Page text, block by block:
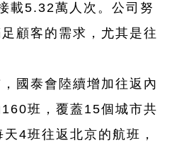
載5.32萬人次。公司努
顧客的需求，尤其是往
國泰會陸續增加往返內
班，覆蓋15個城市共
4班往返北京的航班，